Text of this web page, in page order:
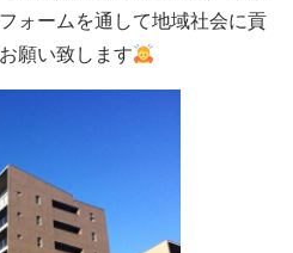
ォームを通して地域社会に貢
願い致します